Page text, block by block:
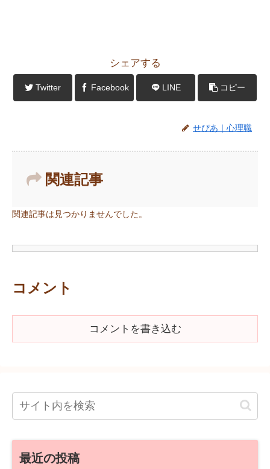
シェアする
Twitter Facebook LINE コピー
せぴあ｜心理職
関連記事
関連記事は見つかりませんでした。
コメント
コメントを書き込む
最近の投稿